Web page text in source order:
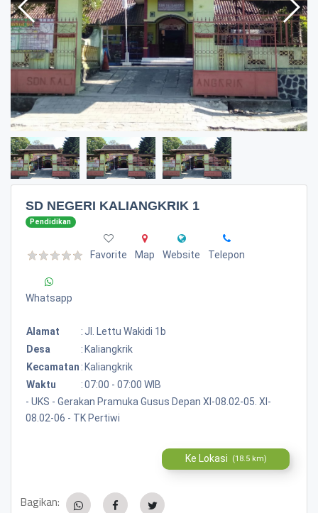
SD NEGERI KALIANGKRIK 1
Pendidikan
Favorite Map Website Telepon
Whatsapp
Alamat : Jl. Lettu Wakidi 1b
Desa
: Kaliangkrik
Kecamatan : Kaliangkrik
Waktu
:07:00 - 07:00 WIB
- UKS - Gerakan Pramuka Gusus Depan XI-08.02-05. XI-
08.02-06 - TK Pertiwi
Ke Lokasi (18.5 km)
Bagikan: